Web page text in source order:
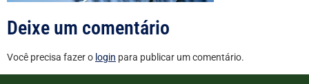
Deixe um comentário
Você precisa fazer o login para publicar um comentário.